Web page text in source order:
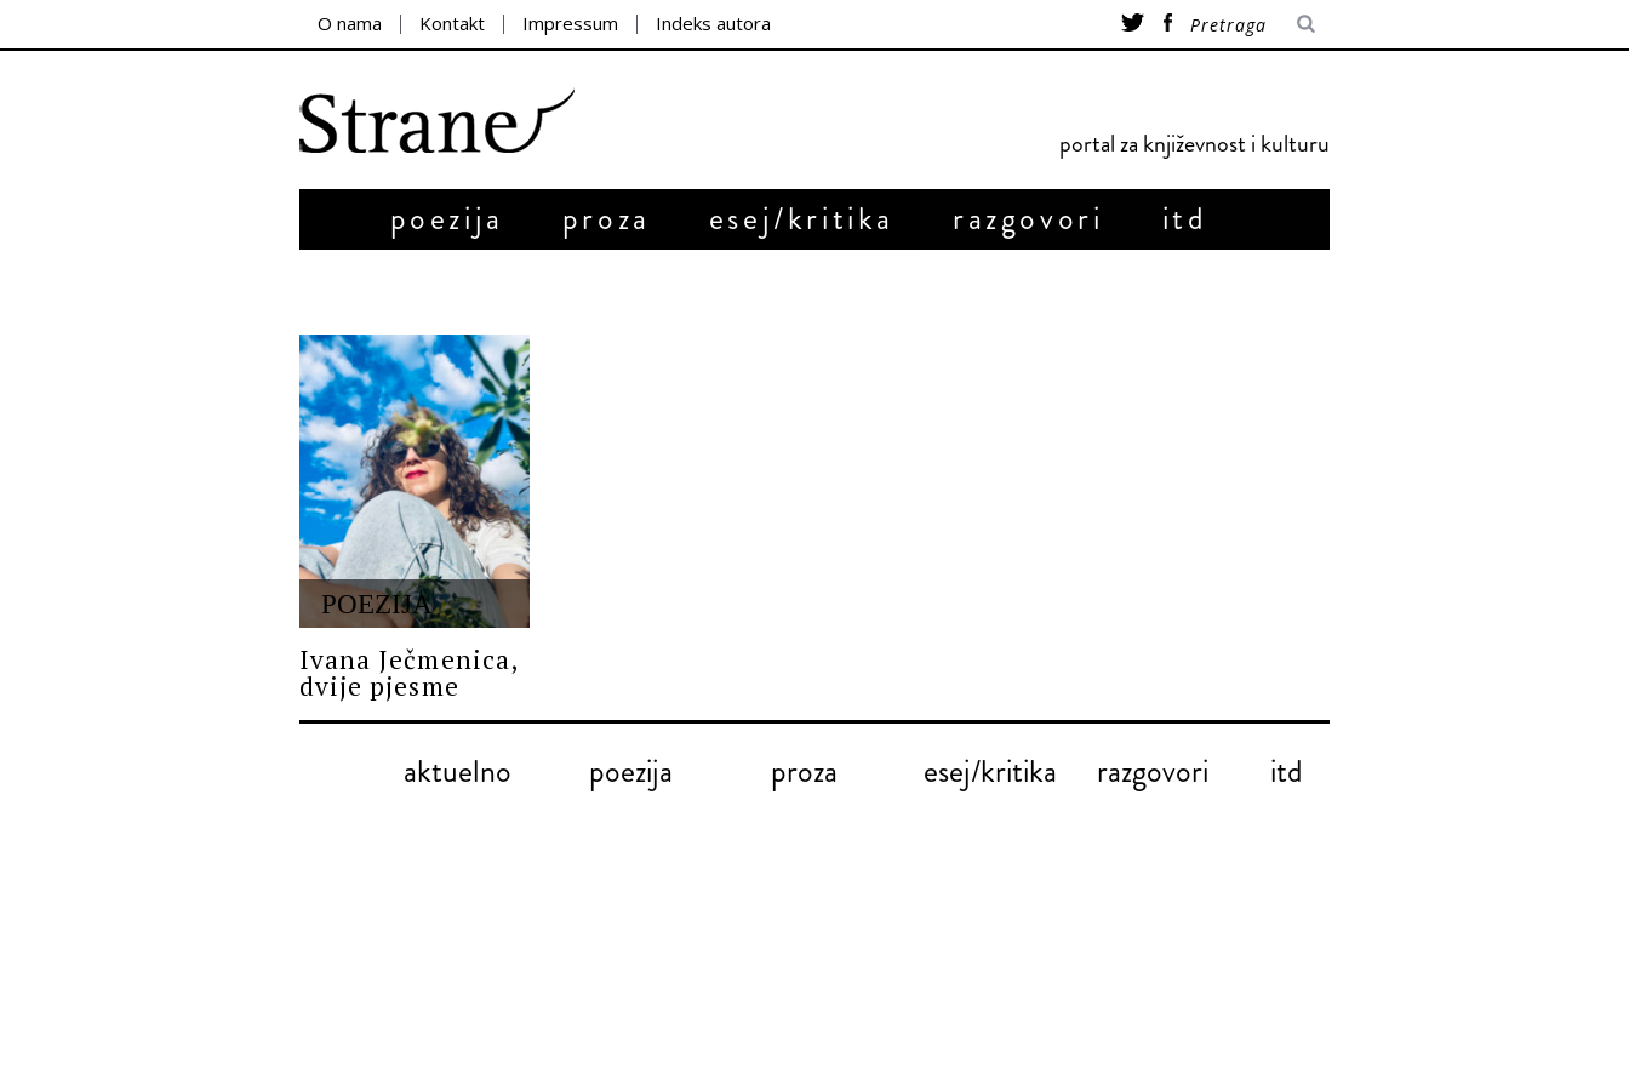
O nama Kontakt Impressum Indeks autora
portal za književnost i kulturu
poezija proza esej/kritika razgovori itd
POEZIJA
Ivana Ječmenica,
dvije pjesme
aktuelno poezija proza esej/kritika razgovori itd